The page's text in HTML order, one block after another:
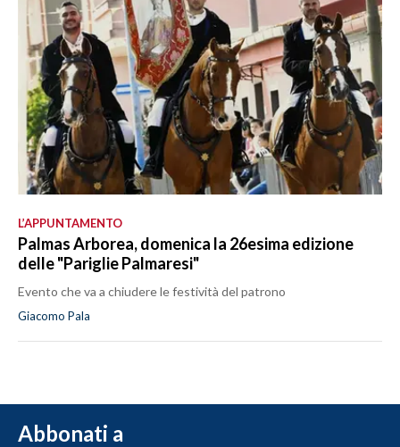
L’APPUNTAMENTO
Palmas Arborea, domenica la 26esima edizione
delle "Pariglie Palmaresi"
Evento che va a chiudere le festività del patrono
Giacomo Pala
Abbonati a